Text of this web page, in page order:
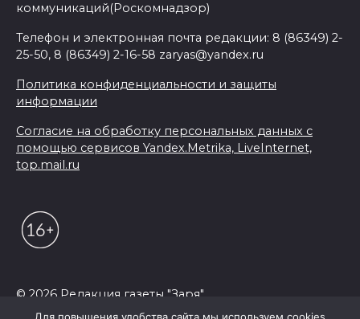
коммуникаций(Роскомнадзор)
Телефон и электронная почта редакции: 8 (86349) 2-
25-50, 8 (86349) 2-16-58 zaryas@yandex.ru
Политика конфиденциальности и защиты
информации
Согласие на обработку персональных данных с
помощью сервисов Yandex.Metrika, LiveInternet,
top.mail.ru
© 2026 Редакция газеты "Заря"